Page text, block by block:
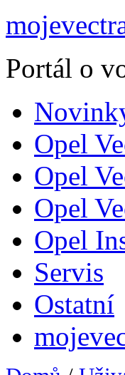
Portál o
Opel
Opel
Opel
Opel
Servis
Ostatní